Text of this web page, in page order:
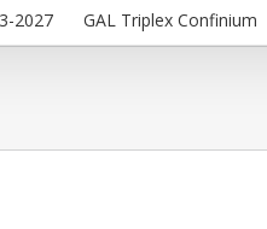
2027 GAL Triplex Confinium